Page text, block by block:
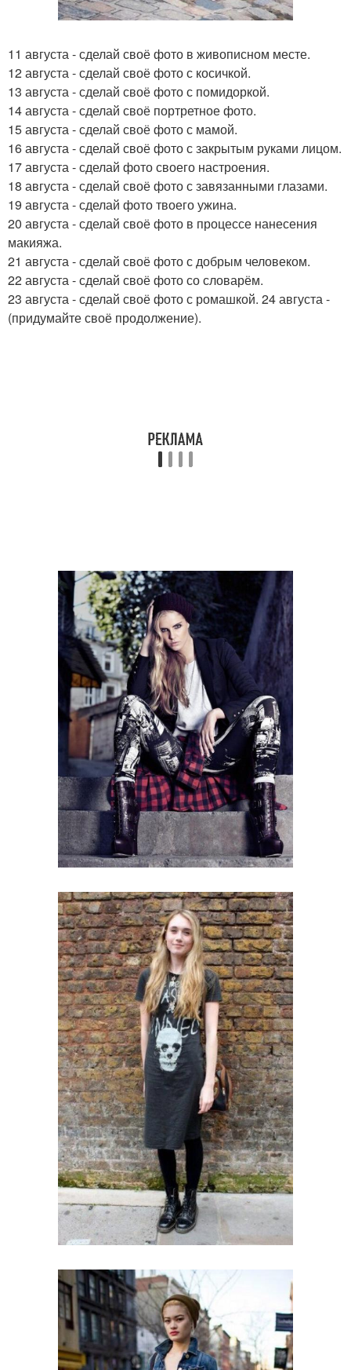
11 августа - сделай своё фото в живописном месте.
12 августа - сделай своё фото с косичкой.
13 августа - сделай своё фото с помидоркой.
14 августа - сделай своё портретное фото.
15 августа - сделай своё фото с мамой.
16 августа - сделай своё фото с закрытым руками лицом.
17 августа - сделай фото своего настроения.
18 августа - сделай своё фото с завязанными глазами.
19 августа - сделай фото твоего ужина.
20 августа - сделай своё фото в процессе нанесения
макияжа.
21 августа - сделай своё фото с добрым человеком.
22 августа - сделай своё фото со словарём.
23 августа - сделай своё фото с ромашкой. 24 августа -
(придумайте своё продолжение).